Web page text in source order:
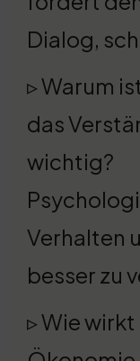
Dialog,
▹ Warum
das
wichtig?
Verhalten
besser zu
▹ Wie